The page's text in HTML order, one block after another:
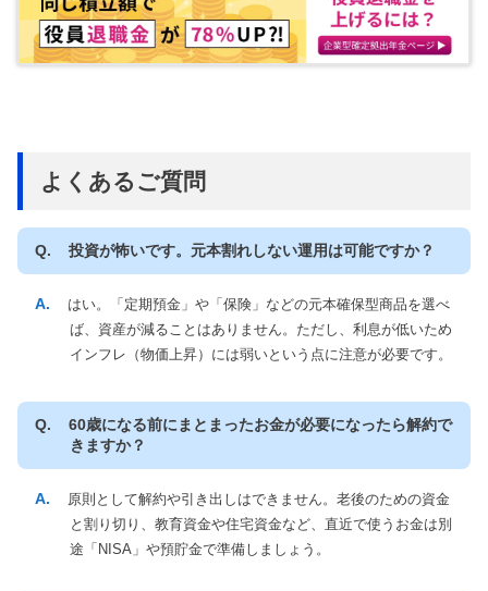
よくあるご質問
投資が怖いです。元本割れしない運用は可能ですか？
はい。「定期預金」や「保険」などの元本確保型商品を選べ
ば、資産が減ることはありません。ただし、利息が低いため
インフレ（物価上昇）には弱いという点に注意が必要です。
60歳になる前にまとまったお金が必要になったら解約で
きますか？
原則として解約や引き出しはできません。老後のための資金
と割り切り、教育資金や住宅資金など、直近で使うお金は別
途「NISA」や預貯金で準備しましょう。